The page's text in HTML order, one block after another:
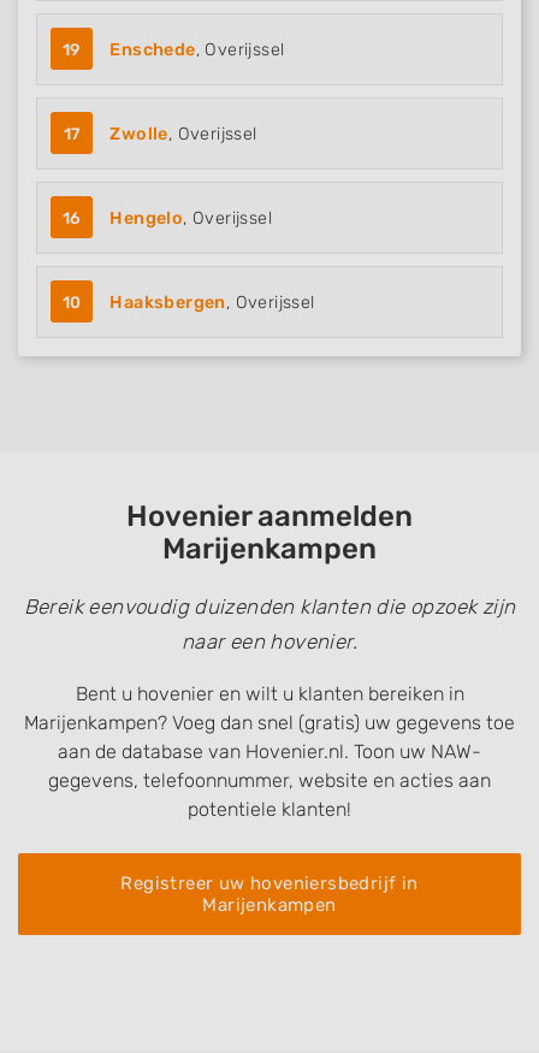
19 Enschede, Overijssel
17 Zwolle, Overijssel
16 Hengelo, Overijssel
10 Haaksbergen, Overijssel
Hovenier aanmelden
Marijenkampen
Bereik eenvoudig duizenden klanten die opzoek zijn
naar een hovenier.
Bent u hovenier en wilt u klanten bereiken in
Marijenkampen? Voeg dan snel (gratis) uw gegevens toe
aan de database van Hovenier.nl. Toon uw NAW-
gegevens, telefoonnummer, website en acties aan
potentiele klanten!
Registreer uw hoveniersbedrijf in
Marijenkampen